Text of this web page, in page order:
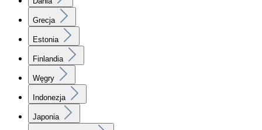
Grecja
Estonia
Finlandia
Węgry
Indonezja
Japonia